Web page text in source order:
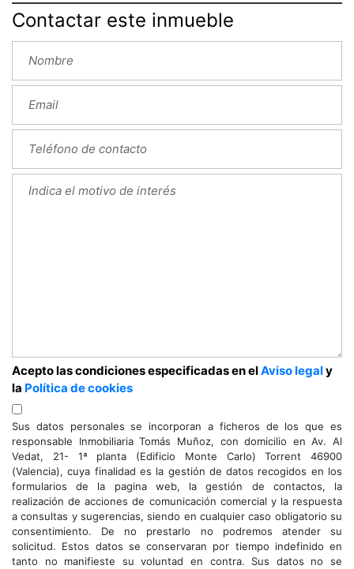
Contactar este inmueble
Acepto las condiciones especificadas en elAviso legaly
la Política de cookies
Sus datos personales se incorporan a ficheros de los que es
responsable Inmobiliaria Tomás Muñoz, con domicilio en Av. Al
Vedat, 21- 1ª planta (Edificio Monte Carlo) Torrent 46900
(Valencia), cuya finalidad es la gestión de datos recogidos en los
formularios de la pagina web, la gestión de contactos, la
realización de acciones de comunicación comercial y la respuesta
a consultas y sugerencias, siendo en cualquier caso obligatorio su
consentimiento. De no prestarlo no podremos atender su
solicitud. Estos datos se conservaran por tiempo indefinido en
tanto no manifieste su voluntad en contra. Sus datos no se